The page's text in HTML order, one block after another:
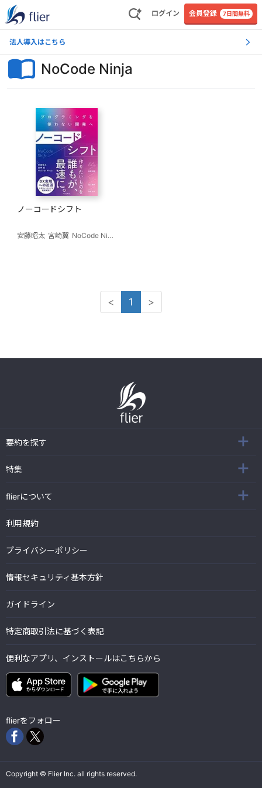
ログイン 会員登録 7日間無料
法人導入はこちら
NoCode Ninja
ノーコードシフト
安藤昭太 宮崎翼 NoCode Ninja
< 1 >
要約を探す
特集
flierについて
利用規約
プライバシーポリシー
情報セキュリティ基本方針
ガイドライン
特定商取引法に基づく表記
便利なアプリ、インストールはこちらから
flierをフォロー
Copyright © Flier Inc. all rights reserved.